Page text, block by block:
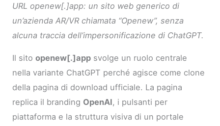
URL openew[.]app: un sito web generico di
un’azienda AR/VR chiamata “Openew”, senza
alcuna traccia dell’impersonificazione di ChatGPT.
Il sitoopenew[.]app svolge un ruolo centrale
nella variante ChatGPT perché agisce come clone
della pagina di download ufficiale. La pagina
replica il branding OpenAI, i pulsanti per
piattaforma e la struttura visiva di un portale